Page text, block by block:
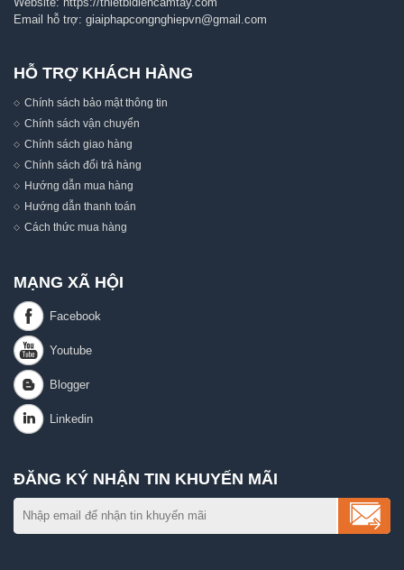
Email hỗ trợ: giaiphapcongnghiepvn@gmail.com
HỖ TRỢ KHÁCH HÀNG
Chính sách bảo mật thông tin
Chính sách vận chuyển
Chính sách giao hàng
Chính sách đổi trả hàng
Hướng dẫn mua hàng
Hướng dẫn thanh toán
Cách thức mua hàng
MẠNG XÃ HỘI
ĐĂNG KÝ NHẬN TIN KHUYẾN MÃI